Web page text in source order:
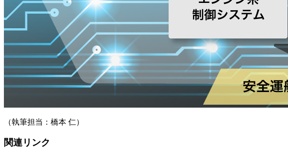
（執筆担当：橋本 仁）
関連リンク